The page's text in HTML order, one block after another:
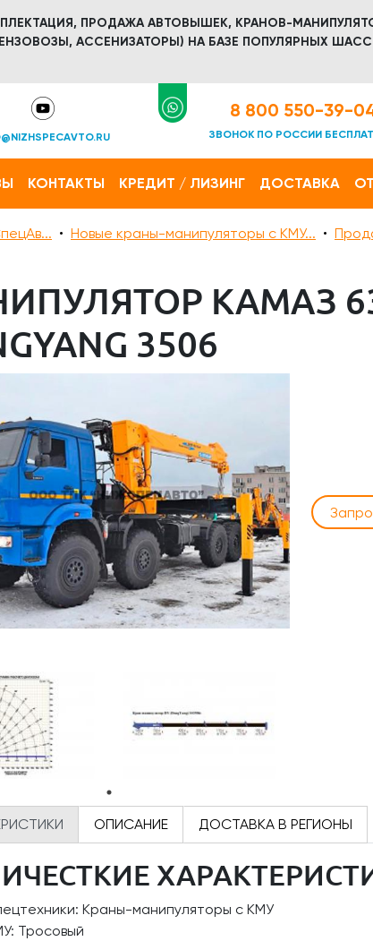
ПРОДАЖА АВТОВЫШЕК, КРАНОВ-
АССЕНИЗАТОРЫ) НА БАЗЕ ПОПУЛЯРНЫХ
8 800 550-39-
ЗВОНОК ПО РОССИИ
КОНТАКТЫ КРЕДИТ / ЛИЗИНГ ДОСТАВКА
Новые краны-манипуляторы с КМУ...
КАМАЗ
3506
ОПИСАНИЕ ДОСТАВКА В РЕГИОНЫ
Краны-манипуляторы с КМУ
Тросовый